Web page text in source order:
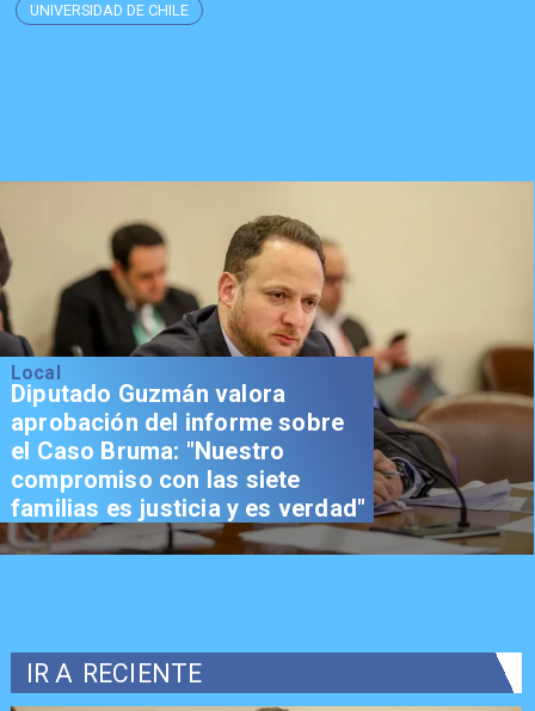
UNIVERSIDAD DE CHILE
Local
Diputado Guzmán valora
aprobación del informe sobre
el Caso Bruma: "Nuestro
compromiso con las siete
familias es justicia y es verdad"
IR A RECIENTE